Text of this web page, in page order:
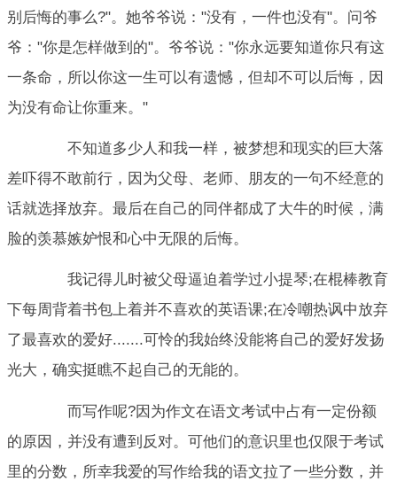
别后悔的事么?"。她爷爷说："没有，一件也没有"。问爷
爷："你是怎样做到的"。爷爷说："你永远要知道你只有这
一条命，所以你这一生可以有遗憾，但却不可以后悔，因
为没有命让你重来。"
不知道多少人和我一样，被梦想和现实的巨大落
差吓得不敢前行，因为父母、老师、朋友的一句不经意的
话就选择放弃。最后在自己的同伴都成了大牛的时候，满
脸的羡慕嫉妒恨和心中无限的后悔。
我记得儿时被父母逼迫着学过小提琴;在棍棒教育
下每周背着书包上着并不喜欢的英语课;在冷嘲热讽中放弃
了最喜欢的爱好.......可怜的我始终没能将自己的爱好发扬
光大，确实挺瞧不起自己的无能的。
而写作呢?因为作文在语文考试中占有一定份额
的原因，并没有遭到反对。可他们的意识里也仅限于考试
里的分数，所幸我爱的写作给我的语文拉了一些分数，并